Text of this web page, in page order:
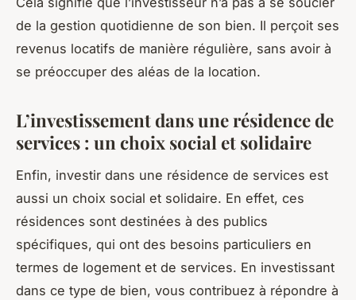
de la gestion quotidienne de son bien. Il perçoit ses
revenus locatifs de manière régulière, sans avoir à
se préoccuper des aléas de la location.
L’investissement dans une résidence de
services : un choix social et solidaire
Enfin, investir dans une résidence de services est
aussi un choix social et solidaire. En effet, ces
résidences sont destinées à des publics
spécifiques, qui ont des besoins particuliers en
termes de logement et de services. En investissant
dans ce type de bien, vous contribuez à répondre à